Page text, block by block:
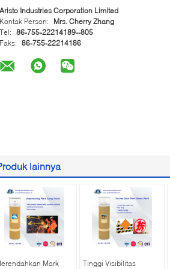
Aristo Industries Corporation Limited
Kontak Person:
Mrs. Cherry Zhang
Tel: 86-755-22214189--805
Faks: 86-755-22214186
lainnya
Mark Tinggi Visibilitas